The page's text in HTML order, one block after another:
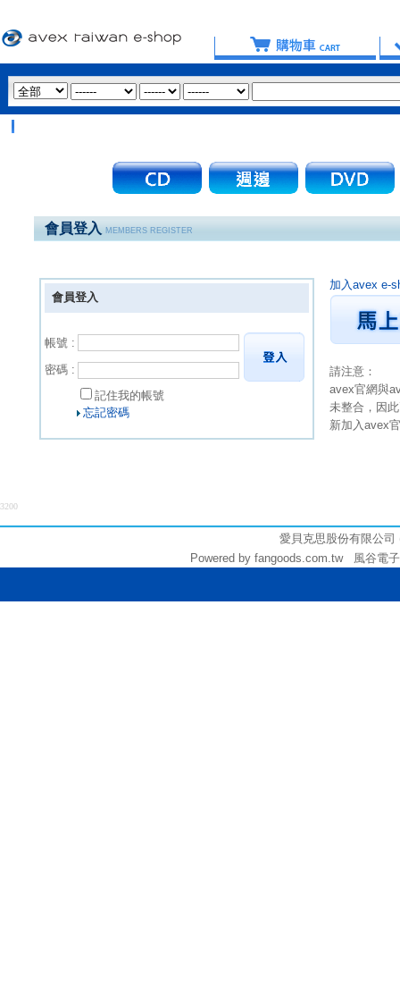
會員登入MEMBERS REGISTER
會員登入
帳號 :
密碼 :
記住我的帳號
忘記密碼
加入avex e-
請注意：
avex官網與
未整合，因
新加入avex
3200
愛貝克思股份有限公
Powered by fangoods.com.tw 風谷電子商